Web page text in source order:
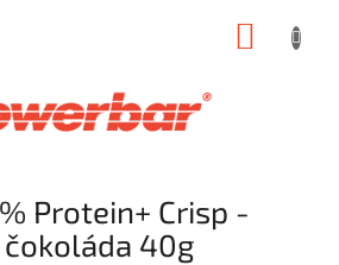
Protein+ Crisp -
čokoláda 40g